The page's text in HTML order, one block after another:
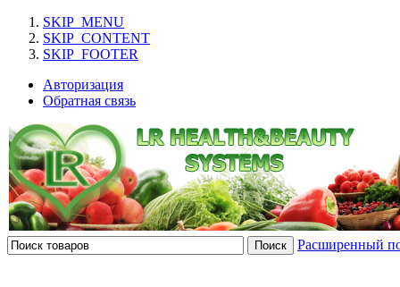
SKIP_MENU
SKIP_CONTENT
SKIP_FOOTER
Авторизация
Обратная связь
Расширенный